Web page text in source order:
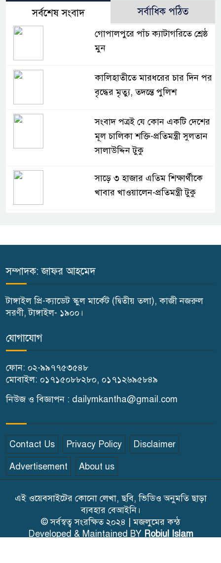
সর্বশেষ সংবাদ সর্বাধিক পঠিত
গোপালপুরে পাঁচ ক্যাটাগরিতে শ্রেষ্ঠ
মুন
কালিহাতীতে মারধরের চার দিন পর
বৃদ্ধের মৃত্যু, তদন্তে পুলিশ
সংবাদ পত্রই যে কোন একটি দেশের
মূল চালিকা শক্তি-প্রতিমন্ত্রী সুলতান
সালাউদ্দিন টুকু
সাড়ে ৩ হাজার এতিম শিক্ষার্থীকে
খাবার খাওয়ালেন-প্রতিমন্ত্রী টুকু
টাঙ্গাইলে ভাষা কর্মশালা ও পুরষ্কার
কালিহাতীতে নতুন সেতু নির্মাণের
কালিহাতীতে পৃথক মোটরসাইকেল
গোপালপুরে মাদক সেবনের দায়ে
বাবা-ছেলের কারাদণ্ড
সম্পাদক: জাফর আহমেদ
টাঙ্গাইল প্রি-ক্যাডেট স্কুল মার্কেট (দ্বিতীয় তলা), কাজী নজরুল
সরণী, টাঙ্গাইল- ১৯০০।
যোগাযোগ
ফোন: ০২-৯৯৭৭৫৩৫৪৮
মোবাইল: ০১৭১৫০৮৮২৮০, ০১৭১২৬৯৫৮৪৯
নিউজ ও বিজ্ঞাপন : dailymkantha@gmail.com
Contact Us Privacy Policy Disclaimer
Advertisement About us
এই ওয়েবসাইটের কোনো লেখা, ছবি, ভিডিও অনুমতি ছাড়া
ব্যবহার বেআইনি।
© সর্বস্বত্ব সংরক্ষিত ২০২৪ | মজলুমের কন্ঠ
Developed & Maintained BY Robiul Islam